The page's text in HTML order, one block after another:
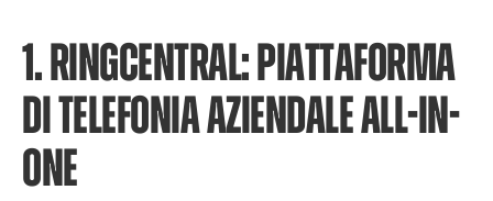
1. RINGCENTRAL: PIATTAFORMA
DI TELEFONIA AZIENDALE ALL-IN-
ONE